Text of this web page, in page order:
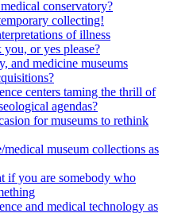
conservatory?
collecting!
of illness
or yes please?
and medicine museums
centers taming the thrill of
agendas?
for museums to rethink
museum collections as
if you are somebody who
and medical technology as